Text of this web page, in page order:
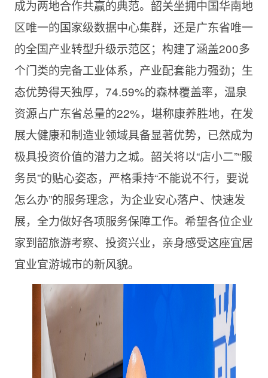
成为两地合作共赢的典范。韶关坐拥中国华南地
区唯一的国家级数据中心集群，还是广东省唯一
的全国产业转型升级示范区；构建了涵盖200多
个门类的完备工业体系，产业配套能力强劲；生
态优势得天独厚，74.59%的森林覆盖率，温泉
资源占广东省总量的22%，堪称康养胜地，在发
展大健康和制造业领域具备显著优势，已然成为
极具投资价值的潜力之城。韶关将以“店小二”“服
务员”的贴心姿态，严格秉持“不能说不行，要说
怎么办”的服务理念，为企业安心落户、快速发
展，全力做好各项服务保障工作。希望各位企业
家到韶旅游考察、投资兴业，亲身感受这座宜居
宜业宜游城市的新风貌。